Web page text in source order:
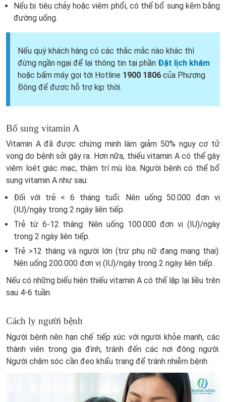
Nếu bị tiêu chảy hoặc viêm phổi, có thể bổ sung kẽm bằng
đường uống.
Nếu quý khách hàng có các thắc mắc nào khác thì
đừng ngần ngại để lại thông tin tại phần Đặt lịch khám
hoặc bấm máy gọi tới Hotline 1900 1806 của Phương
Đông để được hỗ trợ kịp thời.
Bổ sung vitamin A
Vitamin A đã được chứng minh làm giảm 50% nguy cơ tử
vong do bệnh sởi gây ra. Hơn nữa, thiếu vitamin A có thể gây
viêm loét giác mạc, thậm trí mù lòa. Người bệnh có thể bổ
sung vitamin A như sau:
Đối với trẻ < 6 tháng tuổi: Nên uống 50.000 đơn vị
(IU)/ngày trong 2 ngày liên tiếp.
Trẻ từ 6-12 tháng: Nên uống 100.000 đơn vị (IU)/ngày
trong 2 ngày liên tiếp.
Trẻ >12 tháng và người lớn (trừ phụ nữ đang mang thai):
Nên uống 200.000 đơn vị (IU)/ngày trong 2 ngày liên tiếp.
Nếu có những biểu hiện thiếu vitamin A có thể lặp lại liều trên
sau 4-6 tuần.
Cách ly người bệnh
Người bệnh nên hạn chế tiếp xúc với người khỏe mạnh, các
thành viên trong gia đình, tránh đến các nơi đông người.
Người chăm sóc cần đeo khẩu trang để tránh nhiễm bệnh.